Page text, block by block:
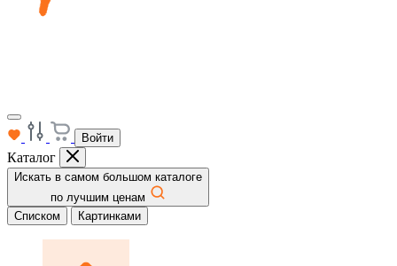
Войти
Каталог
Искать в самом большом каталоге
по лучшим ценам
Списком
Картинками